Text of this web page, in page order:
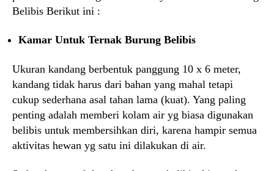
Belibis Berikut ini :
Kamar Untuk Ternak Burung Belibis
Ukuran kandang berbentuk panggung 10 x 6 meter,
kandang tidak harus dari bahan yang mahal tetapi
cukup sederhana asal tahan lama (kuat). Yang paling
penting adalah memberi kolam air yg biasa digunakan
belibis untuk membersihkan diri, karena hampir semua
aktivitas hewan yg satu ini dilakukan di air.